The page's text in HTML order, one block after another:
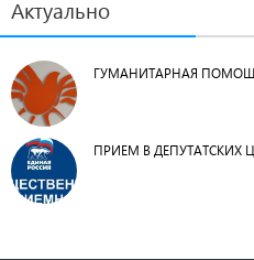
Актуально
ГУМАНИТАРНАЯ
ПРИЕМ В ДЕПУТАТСКИХ